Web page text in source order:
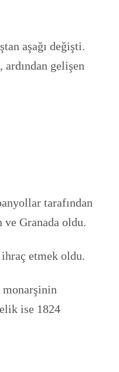
aşağı değişti.
gelişen
tarafından
Granada oldu.
etmek oldu.
monarşinin
ise 1824